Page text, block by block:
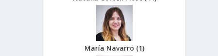
María Navarro (1)